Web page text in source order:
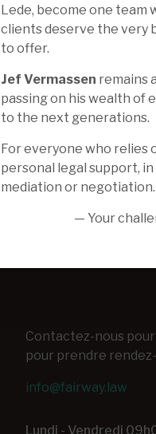
Une
auditionner par
dois-je faire ?
21 févr. 2022
Contactez-nous
pour prendre
info@fairway.law
Lundi - Vendredi
Lede, become one team
clients deserve the very
to offer.
Jef Vermassen remains
passing on his wealth of
to the next generations.
For everyone who relies
personal legal support,
mediation or negotiation.
— Your